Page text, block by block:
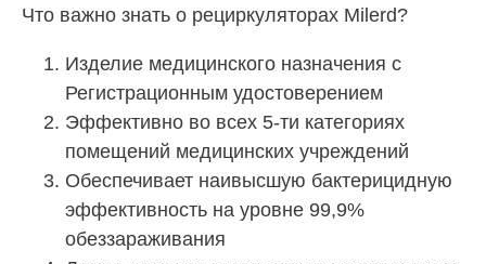
Что важно знать о рециркуляторах Milerd?
Изделие медицинского назначения с
Регистрационным удостоверением
Эффективно во всех 5-ти категориях
помещений медицинских учреждений
Обеспечивает наивысшую бактерицидную
эффективность на уровне 99,9%
обеззараживания